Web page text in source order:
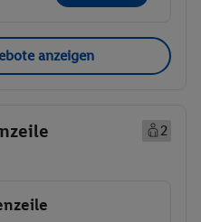
anzeigen
2